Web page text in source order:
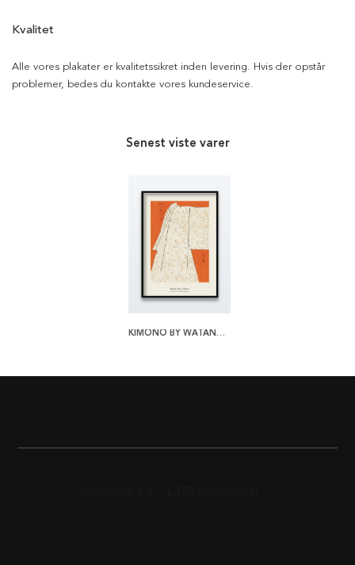
Kvalitet
Alle vores plakater er kvalitetssikret inden levering. Hvis der opstår
problemer, bedes du kontakte vores kundeservice.
Senest viste varer
KIMONO BY WATANABE SEITEI PLAKAT